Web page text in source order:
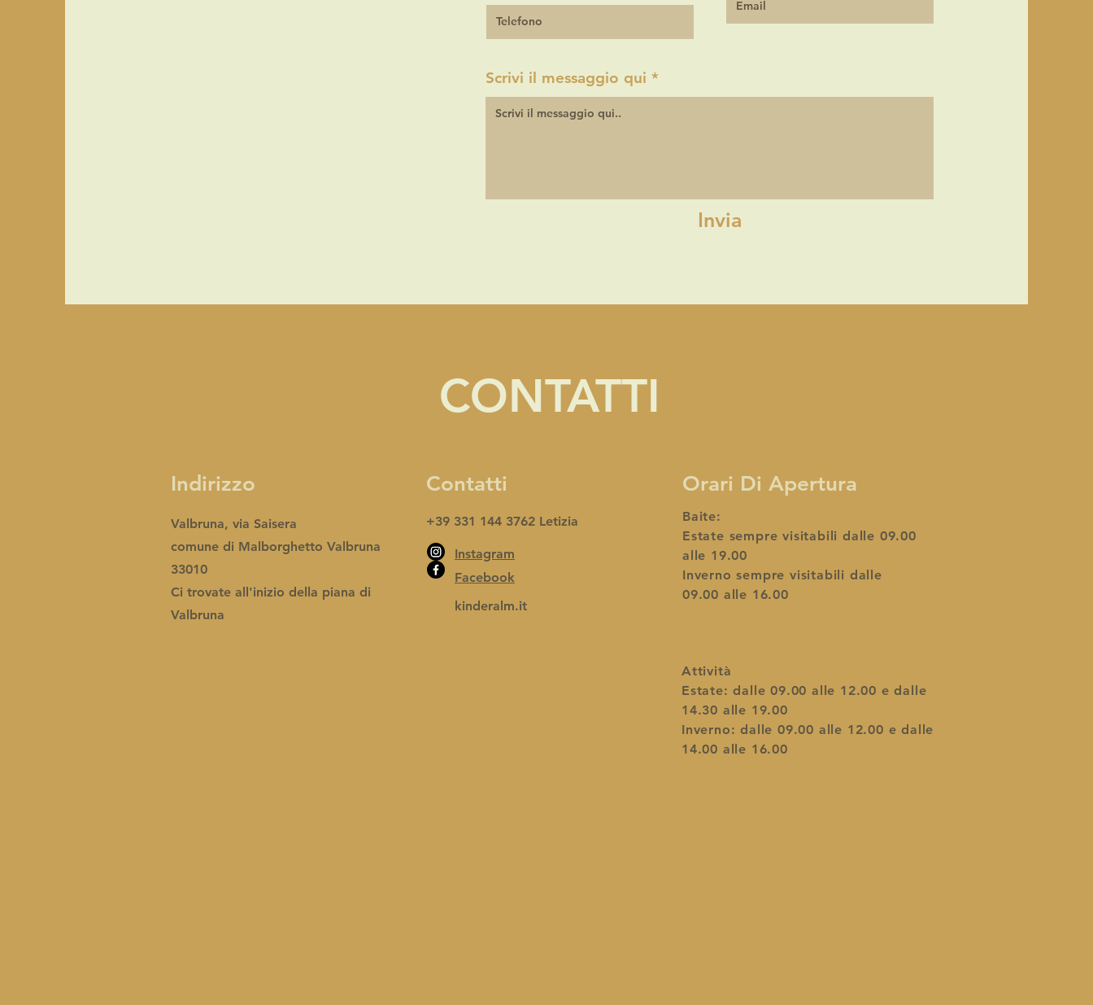
Scrivi il messaggio qui
Invia
CONTATTI
Indirizzo
Valbruna, via Saisera
comune di Malborghetto Valbruna
33010
Ci trovate all'inizio della piana di
Valbruna
Contatti
+39 331 144 3762 Letizia
Instagram
Facebook
kinderalm.it
Orari Di Apertura
Baite:
Estate sempre visitabili dalle 09.00
alle 19.00
Inverno sempre visitabili dalle
09.00 alle 16.00​
Attività
Estate: dalle 09.00 alle 12.00 e dalle
14.30 alle 19.00
Inverno: dalle 09.00 alle 12.00​ e dalle
14.00 alle 16.00